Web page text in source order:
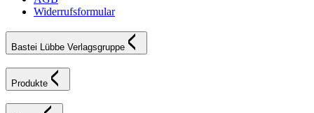
Widerrufsformular
Bastei Lübbe Verlagsgruppe
Produkte